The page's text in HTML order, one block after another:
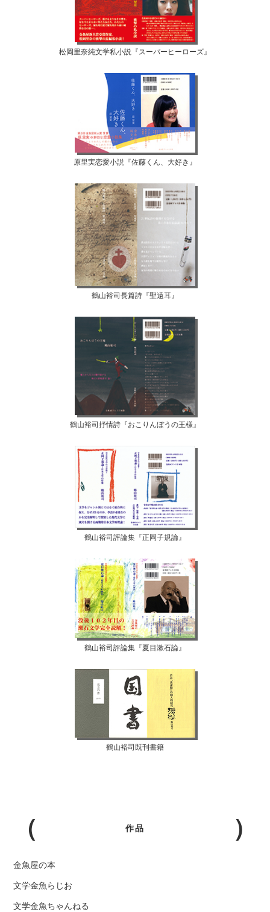
松岡里奈純文学私小説『スーパーヒーローズ』
原里実恋愛小説『佐藤くん、大好き』
鶴山裕司長篇詩『聖遠耳』
鶴山裕司抒情詩『おこりんぼうの王様』
鶴山裕司評論集『正岡子規論』
鶴山裕司評論集『夏目漱石論』
鶴山裕司既刊書籍
作品
金魚屋の本
文学金魚らじお
文学金魚ちゃんねる